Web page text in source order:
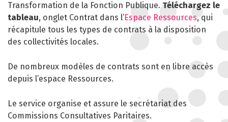
EMPLOI TERRITORIAL
SANTÉ ET PRÉVENTION DES
RISQUES PROFESSIONNELS
MISSION ARCHIVAGE
LIENS UTILES
CONTACT
Transformation de la Fonction Publique. Téléchargez le
tableau, onglet Contrat dans l’Espace Ressources, qui
récapitule tous les types de contrats à la disposition
des collectivités locales.
De nombreux modèles de contrats sont en libre accès
depuis l’espace Ressources.
Le service organise et assure le secrétariat des
Commissions Consultatives Paritaires.